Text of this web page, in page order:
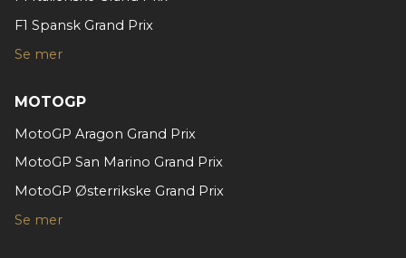
annonsering og analysearbeid, som kan kombinere den
med annen informasjon du har gjort tilgjengelig for dem,
eller som de har samlet inn gjennom din bruk av
F1 Spansk Grand Prix
Se mer
MOTOGP
MotoGP Aragon Grand Prix
MotoGP San Marino Grand Prix
MotoGP Østerrikske Grand Prix
Se mer